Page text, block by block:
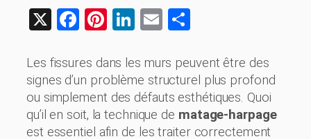
X Facebook
Pinterest
LinkedIn
Email
Les fissures dans les murs peuvent être des
signes d’un problème structurel plus profond
ou simplement des défauts esthétiques. Quoi
qu’il en soit, la technique de matage-harpage
est essentiel afin de les traiter correctement